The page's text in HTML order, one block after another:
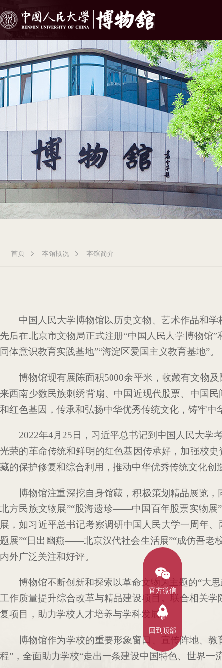
首页 本馆概况 本馆简介
中国人民大学博物馆以历史文物、艺术作品和
先后在北京市文物局正式注册“中国人民大学博物馆
同体意识教育实践基地”“海淀区爱国主义教育基地”。
博物馆现有展陈面积5000余平米，收藏有文物
来西南少数民族刺绣背扇、中国近现代股票、中国
和红色基因，传承和弘扬中华优秀传统文化，铸牢中
2022年4月25日，习近平总书记到中国人民大
光荣的革命传统和鲜明的红色基因传承好，加强校
藏的保护修复和综合利用，推动中华优秀传统文化创
博物馆注重深挖自身馆藏，积极策划精品展览
北方民族文物展”“股海遗珍——中国百年股票实物
展，如习近平总书记考察调研中国人民大学一周年
题展”“日出幽燕——北京汉代社会生活展”“成仿吾老
内外广泛关注和好评。
博物馆不断创新和探索以革命文物为主题的“大
工作质量提升综合改革与精品建设项目。联合相关
复项目，助力学校人才培养与学科发展。
博物馆作为学校的重要形象窗口、宣传阵地、
程”，全面助力学校“走出一条建设中国特色、世界一
官方微信
回到顶部